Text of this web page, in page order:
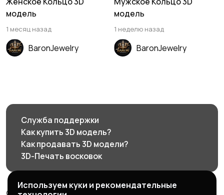
модель
1 месяц назад
BaronJewelry
модель
1 неделю назад
BaronJewelry
Служба поддержки
Как купить 3D модель?
Как продавать 3D модели?
3D-Печать восковок
Используем куки и рекомендательные